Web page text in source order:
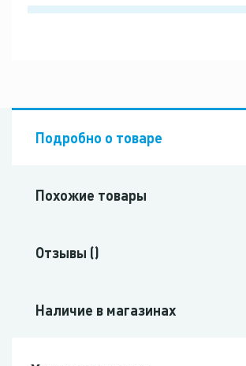
Подробно о товаре
Похожие товары
Отзывы ()
Наличие в магазинах